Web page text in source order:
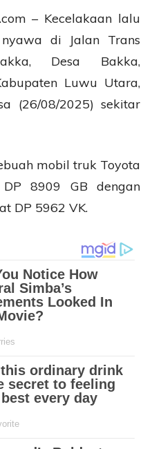
– Kecelakaan lalu
di Jalan Trans
Desa Bakka,
Luwu Utara,
(26/08/2025) sekitar
mobil truk Toyota
8909 GB dengan
DP 5962 VK.